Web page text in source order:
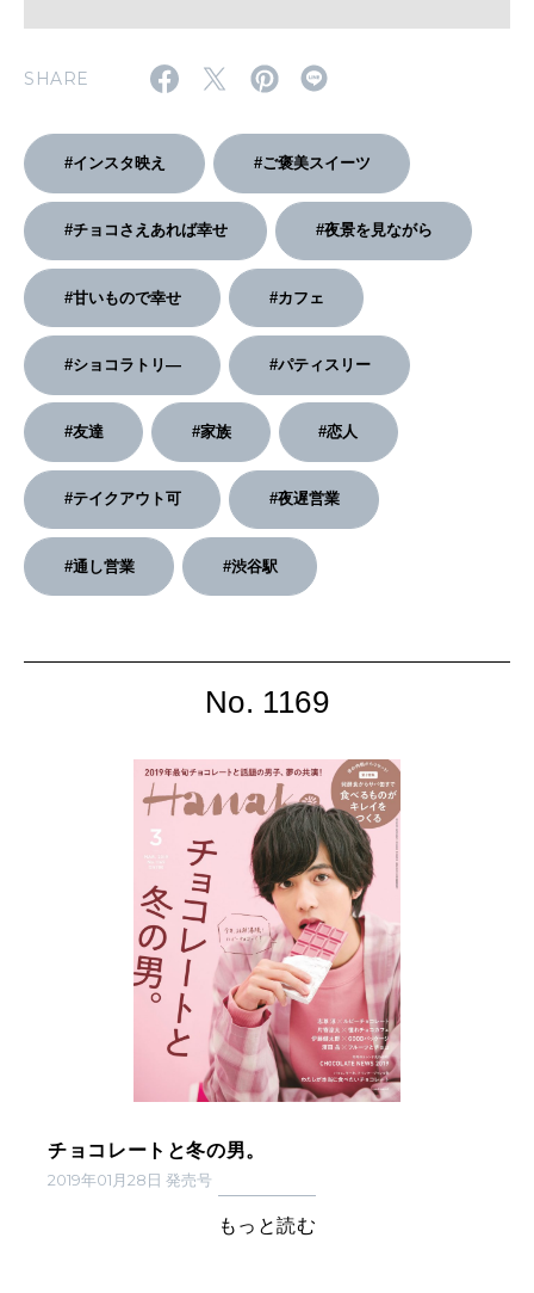
2026年6月号「大銀座 トレンドが生まれる 新しい一流店へ。」
2026年5月号「“大好き”に出会いに。韓国」
2026年4月号「未来をつくる、学びの教科書。」
2026年3月号「スイーツ予想図 2026」
2026年2月号「良運を掴む 新・開運術。」
2026年1月号「猫がいれば、幸せ」
2025年12月号「お酒の新常識。」
MAGAZINE
FOLLOW US!
SHARE
#インスタ映え #ご褒美スイーツ
#チョコさえあれば幸せ #夜景を見ながら
#甘いもので幸せ #カフェ
#ショコラトリ― #パティスリー
#友達 #家族 #恋人
#テイクアウト可 #夜遅営業
#通し営業 #渋谷駅
No. 1169
チョコレートと冬の男。
2019年01月28日 発売号
もっと読む